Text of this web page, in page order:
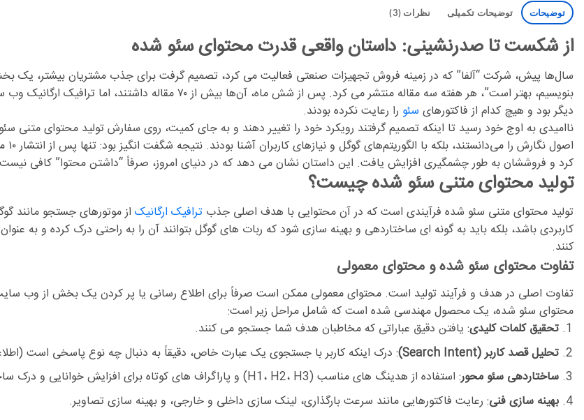
توضیحات توضیحات تکمیلی نظرات (3)
از شکست تا صدرنشینی: داستان واقعی قدرت محتوای سئو شده
سال‌ها پیش، شرکت “آلفا” که در زمینه فروش تجهیزات صنعتی فعالیت می کرد، تصمیم گرفت برای جذب مشتریان بیشتر، یک بخش
بنویسیم، بهتر است”، هر هفته سه مقاله منتشر می کرد. پس از شش
دیگر بود و هیچ کدام از فاکتورهای سئو را رعایت نکرده بودند.
ناامیدی به اوج خود رسید تا اینکه تصمیم گرفتند رویکرد خود را تغییر دهند و به جای کمیت، روی سفارش تولید محتوای متنی
کرد و فروششان به طور چشمگیری افزایش یافت. این داستان نشان می دهد که در دنیای امروز، صرفاً “داشتن محتوا” کافی
تولید محتوای متنی سئو شده چیست؟
تولید محتوای متنی سئو شده فرآیندی است که در آن محتوایی با هدف اصلی جذب ترافیک ارگانیک از موتورهای جستجو مانند
کاربردی باشد، بلکه باید به گونه ای ساختاردهی و بهینه سازی شود که ربات های گوگل بتوانند آن را به راحتی درک کرده و
کنند.
تفاوت محتوای سئو شده و محتوای معمولی
تفاوت اصلی در هدف و فرآیند تولید است. محتوای معمولی ممکن است صرفاً برای اطلاع رسانی یا پر کردن یک بخش از وب
محتوای سئو شده، یک محصول مهندسی شده است که شامل مراحل زیر است:
تحقیق کلمات کلیدی:یافتن دقیق عباراتی که مخاطبان هدف شما جستجو می کنند.
تحلیل قصد کاربر (Search Intent)
:درک اینکه کاربر با جستجوی یک عبارت خاص، دقیقاً به دنبال چه نوع پاسخی است
ساختاردهی سئو محور:استفاده از هدینگ های مناسب (H1، H2، H3) و پاراگراف های کوتاه برای افزایش خوانایی و درک ساختار توسط گوگل.
بهینه سازی فنی:رعایت فاکتورهایی مانند سرعت بارگذاری، لینک سازی داخلی و خارجی، و بهینه سازی تصاویر.